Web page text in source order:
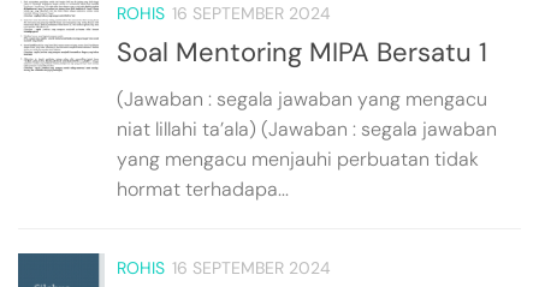
ROHIS 16 SEPTEMBER 2024
Soal Mentoring MIPA Bersatu 1
(Jawaban : segala jawaban yang mengacu
niat lillahi ta’ala) (Jawaban : segala jawaban
yang mengacu menjauhi perbuatan tidak
hormat terhadapa...
ROHIS 16 SEPTEMBER 2024